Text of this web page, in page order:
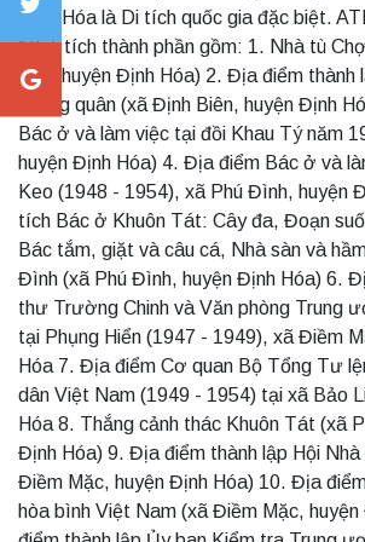
Định Hóa là Di tích quốc gia đặc biệt.
13 di tích thành phần gồm: 1. Nhà tù
Chu, huyện Định Hóa) 2. Địa điểm thành
phóng quân (xã Định Biên, huyện Định
Bác ở và làm việc tại đồi Khau Tý năm
huyện Định Hóa) 4. Địa điểm Bác ở và
Keo (1948 - 1954), xã Phú Đình, huyện
tích Bác ở Khuôn Tát: Cây đa, Đoạn
Bác tắm, giặt và câu cá, Nhà sàn và
Đình (xã Phú Đình, huyện Định Hóa) 6.
thư Trường Chinh và Văn phòng Trung
tại Phụng Hiển (1947 - 1949), xã Điềm
Hóa 7. Địa điểm Cơ quan Bộ Tổng Tư
dân Việt Nam (1949 - 1954) tại xã Bảo
Hóa 8. Thắng cảnh thác Khuôn Tát (xã
Định Hóa) 9. Địa điểm thành lập Hội
Điềm Mặc, huyện Định Hóa) 10. Địa
hòa bình Việt Nam (xã Điềm Mặc,